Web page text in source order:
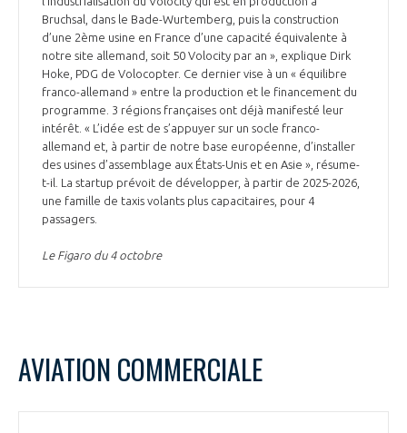
Bruchsal, dans le Bade-Wurtemberg, puis la construction
d’une 2ème usine en France d’une capacité équivalente à
notre site allemand, soit 50 Volocity par an », explique Dirk
Hoke, PDG de Volocopter. Ce dernier vise à un « équilibre
franco-allemand » entre la production et le financement du
programme. 3 régions françaises ont déjà manifesté leur
intérêt. « L’idée est de s’appuyer sur un socle franco-
allemand et, à partir de notre base européenne, d’installer
des usines d’assemblage aux États-Unis et en Asie », résume-
t-il. La startup prévoit de développer, à partir de 2025-2026,
une famille de taxis volants plus capacitaires, pour 4
passagers.
Le Figaro du 4 octobre
AVIATION COMMERCIALE